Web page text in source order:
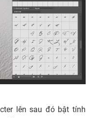
lên sau đó bật tính